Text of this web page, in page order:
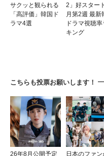
サクッと観られる
「高評価」韓国ド
ラマ4選
2」好スター
月第2週 最新
ドラマ視聴率
キング
こちらも投票お願いします！
26年8月公開予定
日本のファン